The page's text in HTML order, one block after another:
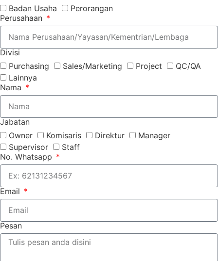
Badan Usaha
Perorangan
Perusahaan
Divisi
Purchasing
Sales/Marketing Project
QC/QA
Lainnya
Nama
Jabatan
Owner
Komisaris Direktur
Manager
Supervisor
Staff
No. Whatsapp
Email
Pesan